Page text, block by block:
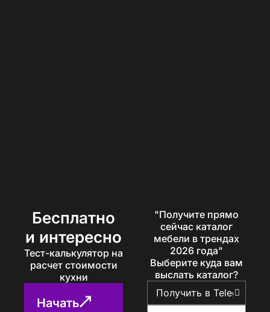
Бесплатно
и интересно
Тест-калькулятор на
расчет стоимости
кухни
Начать
"Получите прямо
сейчас каталог
мебели в трендах
2026 года"
Выберите куда вам
выслать каталог?